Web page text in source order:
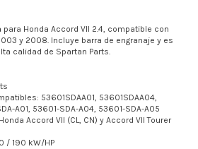
Honda Accord VII 2.4, compatible con
y 2008. Incluye barra de engranaje y es
calidad de Spartan Parts.
53601SDAA01, 53601SDAA04,
A01, 53601-SDA-A04, 53601-SDA-A05
Accord VII (CL, CN) y Accord VII Tourer
/ 190 kW/HP